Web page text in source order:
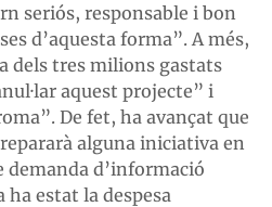
seriós, responsable i bon
d’aquesta forma”. A més,
dels tres milions gastats
aquest projecte” i
De fet, ha avançat que
alguna iniciativa en
demanda d’informació
ha estat la despesa